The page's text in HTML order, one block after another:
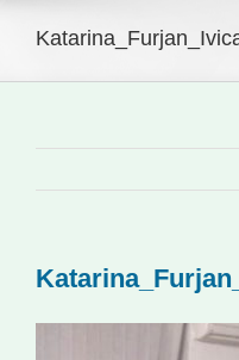
Novosti
Kontakti